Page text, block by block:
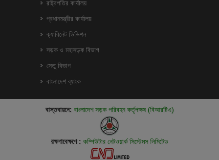
রাষ্ট্রপতির কার্যালয়
প্রধানমন্ত্রীর কার্যালয়
ক্যাবিনেট ডিভিশন
সড়ক ও মহাসড়ক বিভাগ
সেতু বিভাগ
বাংলাদেশ ব্যাংক
বাস্তবায়নে: বাংলাদেশ সড়ক পরিবহন কর্তৃপক্ষ (বিআরটিএ)
রক্ষণাবেক্ষণে : কম্পিউটার নেটওয়ার্ক সিস্টেমস লিমিটেড